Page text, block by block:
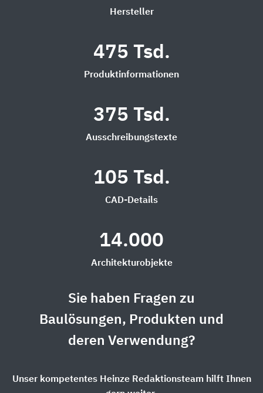
Hersteller
475 Tsd.
Produktinformationen
375 Tsd.
Ausschreibungstexte
105 Tsd.
CAD-Details
14.000
Architekturobjekte
Sie haben Fragen zu
Baulösungen, Produkten und
deren Verwendung?
Unser kompetentes Heinze Redaktionsteam hilft Ihnen